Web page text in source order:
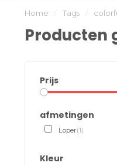
Home Tags
Producten
Prijs
afmetingen
Loper(1)
Kleur